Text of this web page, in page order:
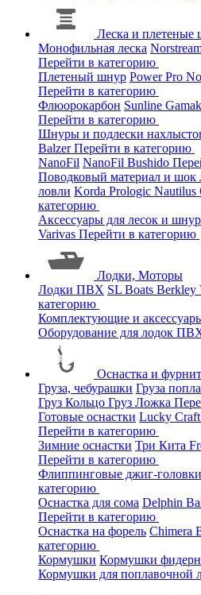
Леска и плетеные
Монофильная леска
Перейти в категорию
Плетеный шнур Power Pro
Перейти в категорию
Флюорокарбон Sunline
Перейти в категорию
Шнуры и подлески
BalzerПерейти в категорию
NanoFil NanoFil Bushido
Поводковый материал и шок
ловли Korda Prologic Nautilus
категорию
Аксессуары для лесок и
Varivas Перейти в категорию
Лодки, Моторы
Лодки ПВХ SL Boats Berkley
категорию
Комплектующие и
Оборудование для лодок
Оснастка и
Груза, чебурашки Груза
Груз Кольцо Груз Ложка
Готовые оснастки Lucky Craft
Перейти в категорию
Зимние оснастки Три Кита
Перейти в категорию
Флиппинговые джиг-головки
категорию
Оснастка для сома Delphin
Перейти в категорию
Оснастка на форель Chimera
категорию
Кормушки Кормушки
Кормушки для поплавочной